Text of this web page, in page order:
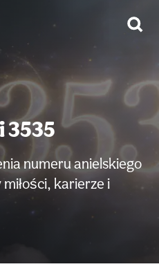
3535
numeru anielskiego
karierze i